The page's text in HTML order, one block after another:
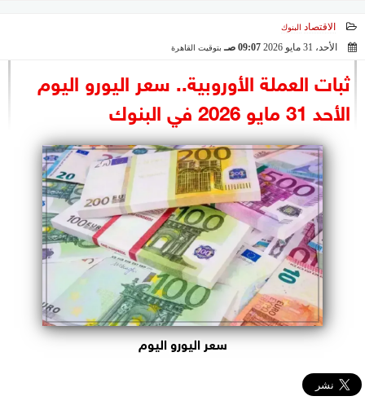
السياسة
الرئاسة
البرلمان
الوزارات
الأحزاب
الاقتصاد البنوك
الأحد، 31 مايو 2026 09:07 صـ بتوقيت القاهرة
ثبات العملة الأوروبية.. سعر اليورو اليوم
الأحد 31 مايو 2026 في البنوك
سعر اليورو اليوم